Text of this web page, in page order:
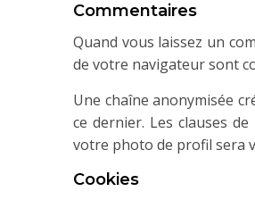
Commentaires
Quand vous laissez un
de votre navigateur sont
Une chaîne anonymisée
ce dernier. Les clauses
votre photo de profil sera
Cookies